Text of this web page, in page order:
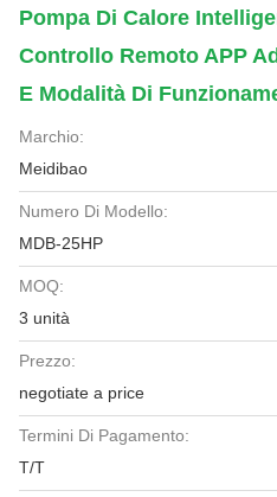
Pompa Di Calore
Controllo Remoto APP
E Modalità Di
Marchio:
Meidibao
Numero Di Modello:
MDB-25HP
MOQ:
3 unità
Prezzo:
negotiate a price
Termini Di Pagamento:
T/T